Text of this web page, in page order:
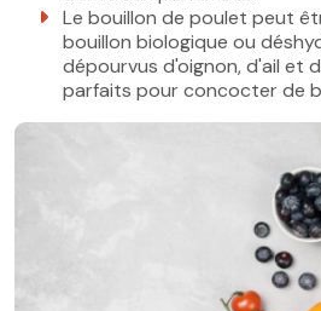
Le bouillon de poulet peut
bouillon biologique ou
dépourvus d'oignon, d'ail et
parfaits pour concocter de